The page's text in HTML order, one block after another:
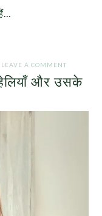
LEAVE A COMMENT
और उसके